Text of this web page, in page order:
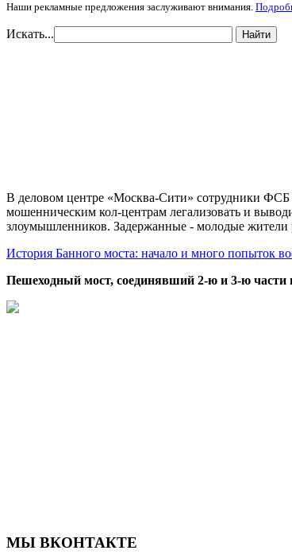
Наши рекламные предложения заслуживают внимания.
Искать... Найти
В деловом центре «Москва-Сити» сотрудники ФСБ
мошенническим кол-центрам легализовать и
злоумышленников. Задержанные - молодые жители
История Банного моста: начало и много попыток
Пешеходный мост, соединявший 2-ю и 3-ю
МЫ ВКОНТАКТЕ